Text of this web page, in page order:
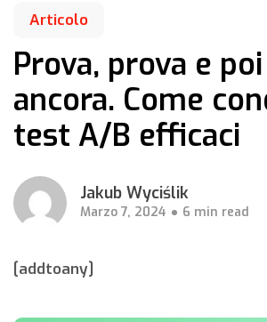
Articolo
Prova, prova e
ancora. Come
test A/B efficaci
Jakub Wyciślik
Marzo 7, 2024 6 min read
[addtoany]